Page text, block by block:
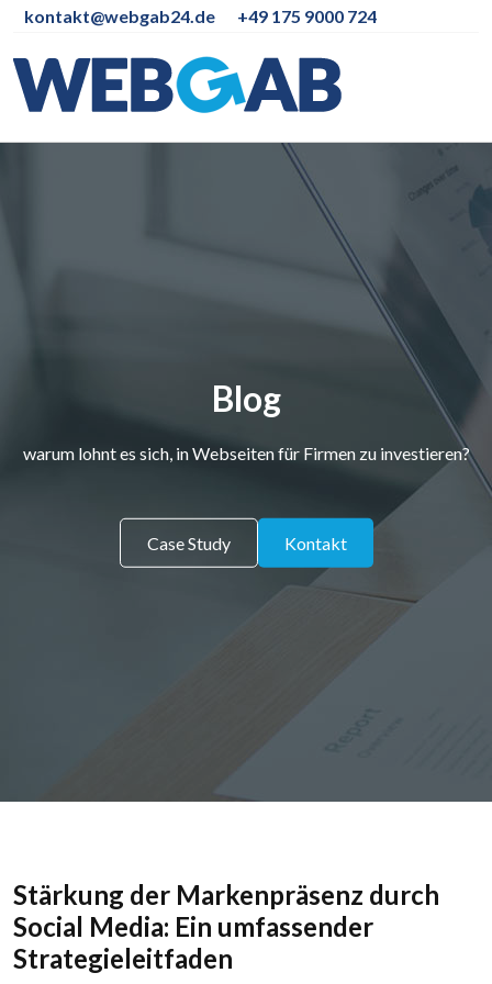
kontakt@webgab24.de +49 175 9000 724
Blog
warum lohnt es sich, in Webseiten für Firmen zu investieren?
Case Study Kontakt
Stärkung der Markenpräsenz durch
Social Media: Ein umfassender
Strategieleitfaden